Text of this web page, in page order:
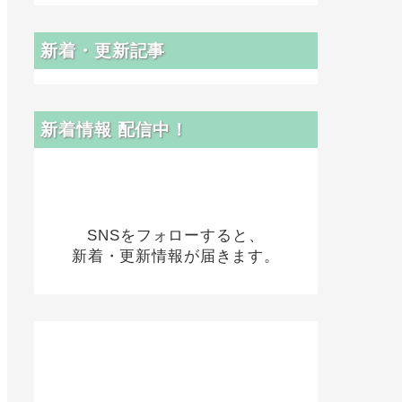
新着・更新記事
新着情報 配信中！
SNSをフォローすると、
新着・更新情報が届きます。